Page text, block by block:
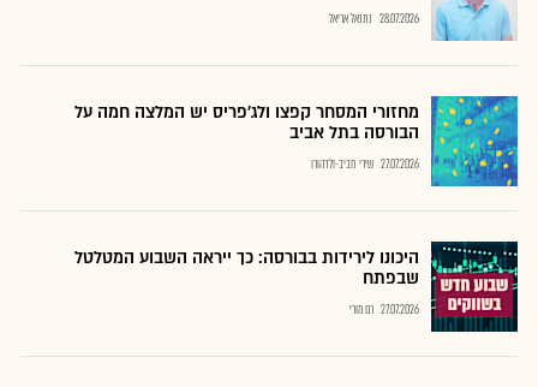
28.07.2026 נתנאל אריאל
מחזורי המסחר קפצו ולג'פריס יש המלצה חמה על
הבורסה בתל אביב
27.07.2026 שירי חביב-ולדהורן
היכונו לירידות בבורסה: כך ייראה השבוע המטלטל
שבפתח
27.07.2026 רם מורי